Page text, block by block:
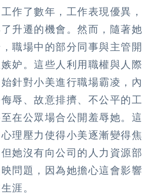
作了數年，工作表現優異，
升遷的機會。然而，隨著她
職場中的部分同事與主管開
妒。這些人利用職權與人際
針對小美進行職場霸凌，內
辱、故意排擠、不公平的工
在公眾場合公開羞辱她。這
理壓力使得小美逐漸變得焦
她沒有向公司的人力資源部
問題，因為她擔心這會影響
涯。